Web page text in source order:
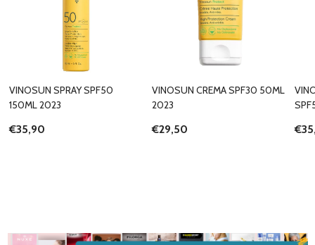
VINOSUN SPRAY SPF50
150ML 2023
€35,90
VINOSUN CREMA SPF30 50ML
2023
€29,50